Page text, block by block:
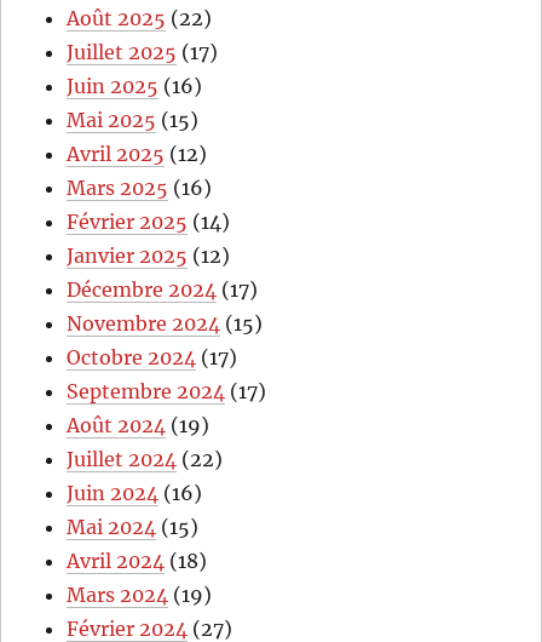
Août 2025 (22)
Juillet 2025 (17)
Juin 2025 (16)
Mai 2025 (15)
Avril 2025 (12)
Mars 2025 (16)
Février 2025 (14)
Janvier 2025 (12)
Décembre 2024 (17)
Novembre 2024 (15)
Octobre 2024 (17)
Septembre 2024 (17)
Août 2024 (19)
Juillet 2024 (22)
Juin 2024 (16)
Mai 2024 (15)
Avril 2024 (18)
Mars 2024 (19)
Février 2024 (27)